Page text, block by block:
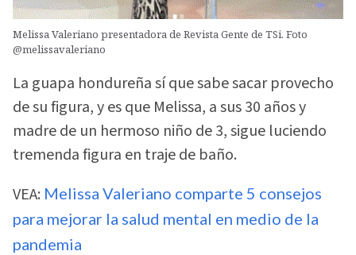
Melissa Valeriano presentadora de Revista Gente de TSi. Foto
@melissavaleriano
La guapa hondureña sí que sabe sacar provecho
de su figura, y es que Melissa, a sus 30 años y
madre de un hermoso niño de 3, sigue luciendo
tremenda figura en traje de baño.
VEA: Melissa Valeriano comparte 5 consejos
para mejorar la salud mental en medio de la
pandemia